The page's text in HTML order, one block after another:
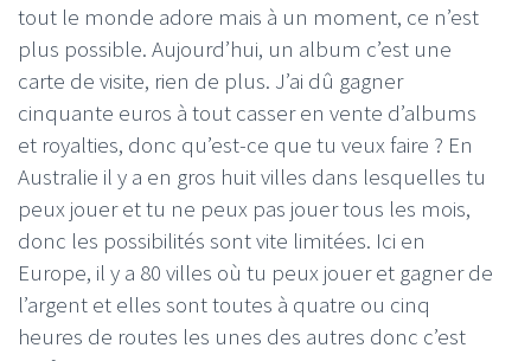
tout le monde adore mais à un moment, ce n’est
plus possible. Aujourd’hui, un album c’est une
carte de visite, rien de plus. J’ai dû gagner
cinquante euros à tout casser en vente d’albums
et royalties, donc qu’est-ce que tu veux faire ? En
Australie il y a en gros huit villes dans lesquelles tu
peux jouer et tu ne peux pas jouer tous les mois,
donc les possibilités sont vite limitées. Ici en
Europe, il y a 80 villes où tu peux jouer et gagner de
l’argent et elles sont toutes à quatre ou cinq
heures de routes les unes des autres donc c’est